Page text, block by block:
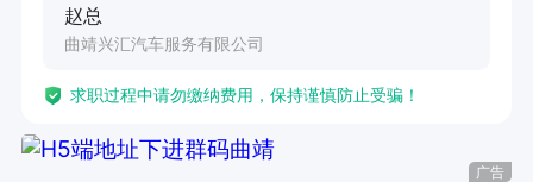
赵总
曲靖兴汇汽车服务有限公司
求职过程中请勿缴纳费用，保持谨慎防止受骗！
广告